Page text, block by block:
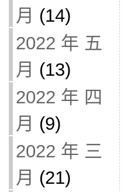
月 (14)
2022 年 五
月 (13)
2022 年 四
月 (9)
2022 年 三
月 (21)